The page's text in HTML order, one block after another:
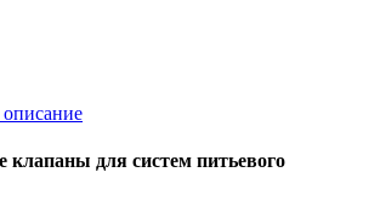
описание
клапаны для систем питьевого